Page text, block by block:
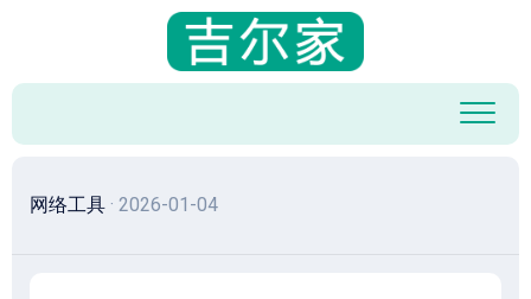
容
网络工具 · 2026-01-04